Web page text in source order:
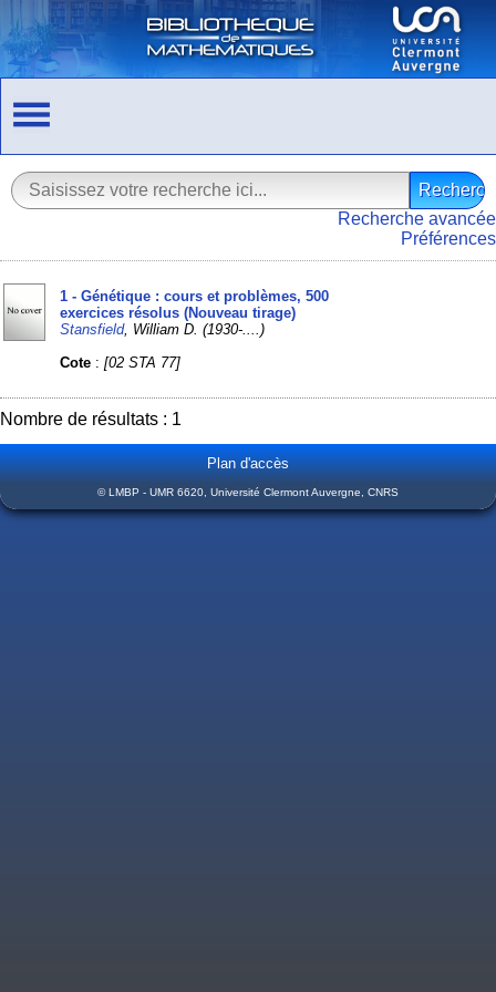
Recherche avancée
Préférences
1 - Génétique : cours et problèmes, 500
exercices résolus (Nouveau tirage)
Stansfield, William D. (1930-....)
Cote :[02 STA 77]
Nombre de résultats : 1
Plan d'accès
© LMBP - UMR 6620, Université Clermont Auvergne, CNRS